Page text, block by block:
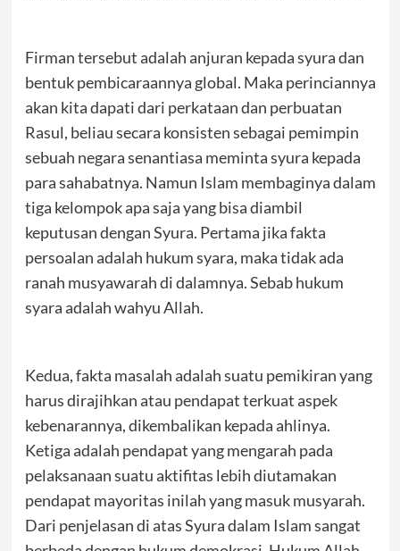
Firman tersebut adalah anjuran kepada syura dan
bentuk pembicaraannya global. Maka perinciannya
akan kita dapati dari perkataan dan perbuatan
Rasul, beliau secara konsisten sebagai pemimpin
sebuah negara senantiasa meminta syura kepada
para sahabatnya. Namun Islam membaginya dalam
tiga kelompok apa saja yang bisa diambil
keputusan dengan Syura. Pertama jika fakta
persoalan adalah hukum syara, maka tidak ada
ranah musyawarah di dalamnya. Sebab hukum
syara adalah wahyu Allah.
Kedua, fakta masalah adalah suatu pemikiran yang
harus dirajihkan atau pendapat terkuat aspek
kebenarannya, dikembalikan kepada ahlinya.
Ketiga adalah pendapat yang mengarah pada
pelaksanaan suatu aktifitas lebih diutamakan
pendapat mayoritas inilah yang masuk musyarah.
Dari penjelasan di atas Syura dalam Islam sangat